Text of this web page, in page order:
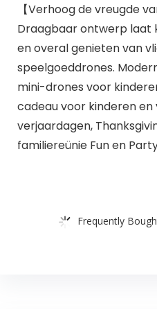
【Verhoog de vreugde
Draagbaar ontwerp laat
en overal genieten van
speelgoeddrones.
mini-drones voor
cadeau voor kinderen
verjaardagen,
familiereünie Fun en
Frequently